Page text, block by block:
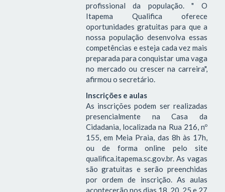
profissional da população. " O
Itapema Qualifica oferece
oportunidades gratuitas para que a
nossa população desenvolva essas
competências e esteja cada vez mais
preparada para conquistar uma vaga
no mercado ou crescer na carreira",
afirmou o secretário.
Inscrições e aulas
As inscrições podem ser realizadas
presencialmente na Casa da
Cidadania, localizada na Rua 216, nº
155, em Meia Praia, das 8h às 17h,
ou de forma online pelo site
qualifica.itapema.sc.gov.br. As vagas
são gratuitas e serão preenchidas
por ordem de inscrição. As aulas
acontecerão nos dias 18, 20, 25 e 27